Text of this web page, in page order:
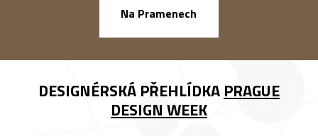
Na Pramenech
DESIGNÉRSKÁ PŘEHLÍDKA PRAGUE
DESIGN WEEK